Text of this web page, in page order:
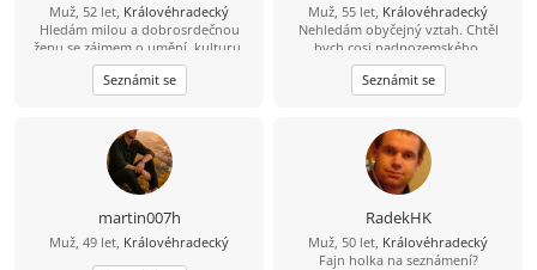
Muž, 52 let, Královéhradecký
Hledám milou a dobrosrdečnou
ženu se zájmem o umění, kulturu,
památky a láskou ke zvířatům a
přírodě. Rád bych s takovou ženou
spoluprožíval hezké chvíle a
Seznámit se
Muž, 55 let, Královéhradecký
Nehledám obyčejný vztah. Chtěl
bych cosi nadpozemského,
výjimečného, ne šedivého a
zbytečného.
Seznámit se
martin007h
Muž, 49 let, Královéhradecký
RadekHK
Muž, 50 let, Královéhradecký
Fajn holka na seznámení?